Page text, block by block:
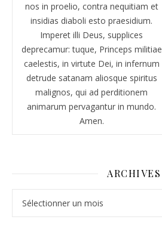
nos in proelio, contra nequitiam et
insidias diaboli esto praesidium.
Imperet illi Deus, supplices
deprecamur: tuque, Princeps militiae
caelestis, in virtute Dei, in infernum
detrude satanam aliosque spiritus
malignos, qui ad perditionem
animarum pervagantur in mundo.
Amen.
ARCHIVES